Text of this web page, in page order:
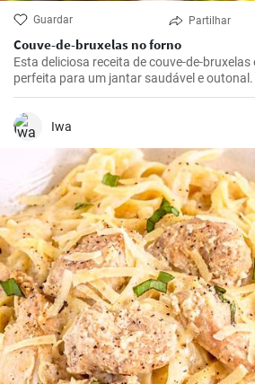
Guardar Partilhar
Couve-de-bruxelas no forno
Esta deliciosa receita de couve-de-bruxelas
perfeita para um jantar saudável e outonal.
temperada com azeite, sal e pimenta e
crocante e dourada.
Iwa